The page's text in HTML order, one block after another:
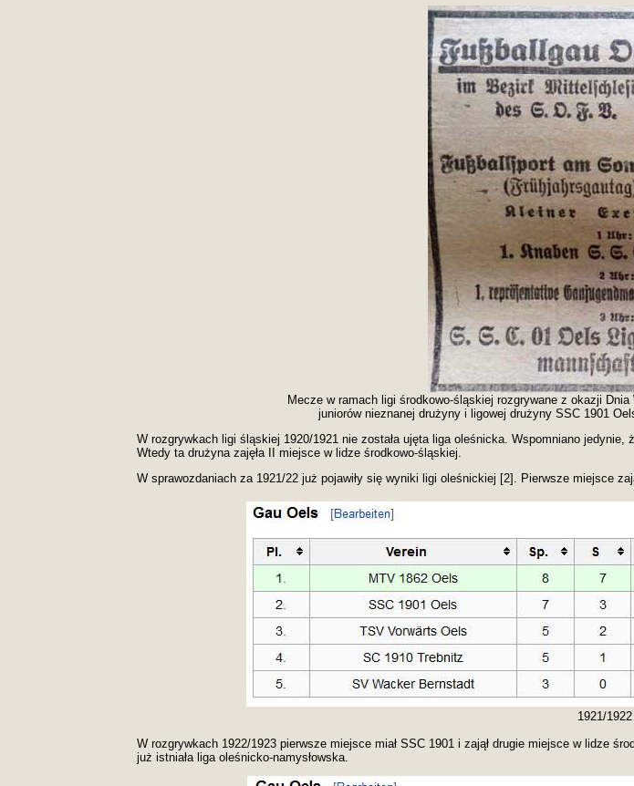
Mecze w ramach ligi środkowo-śląskiej rozgrywane z okazji
juniorów nieznanej drużyny i ligowej drużyny SSC 1901
W rozgrywkach ligi śląskiej 1920/1921 nie została ujęta liga oleśnicka. Wspomniano
Wtedy ta drużyna zajęła II miejsce w lidze środkowo-śląskiej.
W sprawozdaniach za 1921/22 już pojawiły się wyniki ligi oleśnickiej [2]. Pierwsze miejsce
1921/
W rozgrywkach 1922/1923 pierwsze miejsce miał SSC 1901 i zajął drugie miejsce w lidze
już istniała liga oleśnicko-namysłowska.